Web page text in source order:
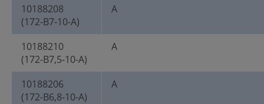
10188208
(172-B7-10-A)
A
10188210
(172-B7,5-10-A)
A
10188206
(172-B6,8-10-A)
A